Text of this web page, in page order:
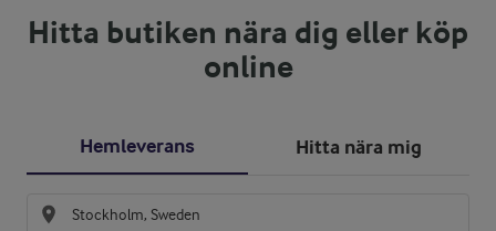
Hitta butiken nära dig eller köp
online
Hemleverans Hitta nära mig